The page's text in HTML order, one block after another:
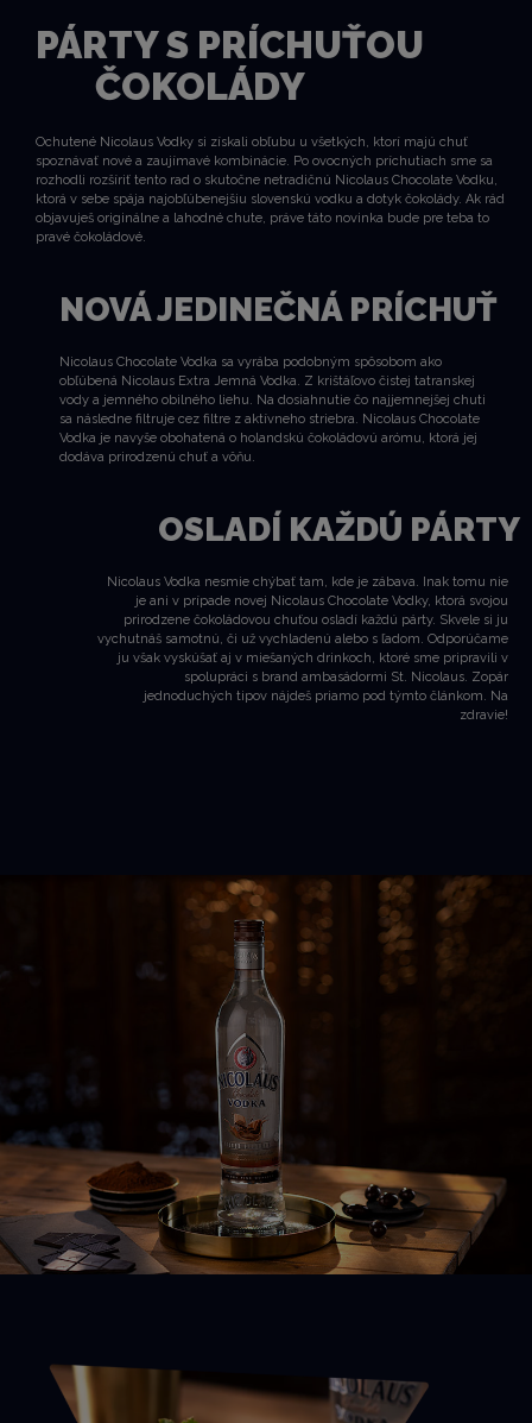
PÁRTY S PRÍCHUŤOU
ČOKOLÁDY
Ochutené Nicolaus Vodky si získali obľubu u všetkých, ktorí majú chuť
spoznávať nové a zaujímavé kombinácie. Po ovocných príchutiach sme sa
rozhodli rozšíriť tento rad o skutočne netradičnú Nicolaus Chocolate Vodku,
ktorá v sebe spája najobľúbenejšiu slovenskú vodku a dotyk čokolády. Ak rád
objavuješ originálne a lahodné chute, práve táto novinka bude pre teba to
pravé čokoládové.
NOVÁ JEDINEČNÁ PRÍCHUŤ
Nicolaus Chocolate Vodka sa vyrába podobným spôsobom ako
obľúbená Nicolaus Extra Jemná Vodka. Z krištáľovo čistej tatranskej
vody a jemného obilného liehu. Na dosiahnutie čo najjemnejšej chuti
sa následne filtruje cez filtre z aktívneho striebra. Nicolaus Chocolate
Vodka je navyše obohatená o holandskú čokoládovú arómu, ktorá jej
dodáva prirodzenú chuť a vôňu.
OSLADÍ KAŽDÚ PÁRTY
Nicolaus Vodka nesmie chýbať tam, kde je zábava. Inak tomu nie
je ani v prípade novej Nicolaus Chocolate Vodky, ktorá svojou
prirodzene čokoládovou chuťou osladí každú párty. Skvele si ju
vychutnáš samotnú, či už vychladenú alebo s ľadom. Odporúčame
ju však vyskúšať aj v miešaných drinkoch, ktoré sme pripravili v
spolupráci s brand ambasádormi St. Nicolaus. Zopár
jednoduchých tipov nájdeš priamo pod týmto článkom. Na
zdravie!